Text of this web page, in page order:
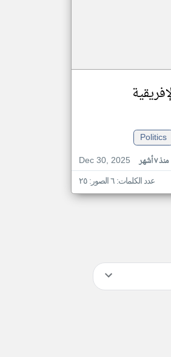
Politics
Dec 30, 2025
منذ ٧ أشهر
عدد الكلمات: ٦ الصور: ٢٥